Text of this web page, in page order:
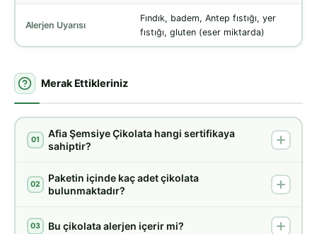
Alerjen Uyarısı
Fındık, badem, Antep fıstığı, yer
fıstığı, gluten (eser miktarda)
Merak Ettikleriniz
01
Afia Şemsiye Çikolata hangi sertifikaya
sahiptir?
02
Paketin içinde kaç adet çikolata
bulunmaktadır?
03 Bu çikolata alerjen içerir mi?